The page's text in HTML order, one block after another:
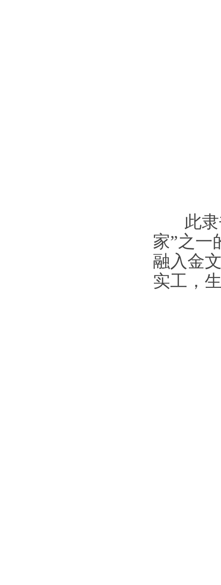
此隶
家”之一
融入金
实工，